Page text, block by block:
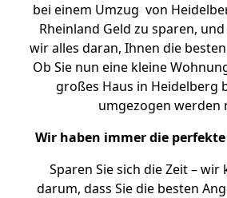
bei einem Umzug von
Rheinland Geld zu sparen,
wir alles daran, Ihnen die
Ob Sie nun eine kleine
großes Haus in Heidelberg
umgezogen werden
Wir haben immer die
Sparen Sie sich die Zeit –
darum, dass Sie die besten